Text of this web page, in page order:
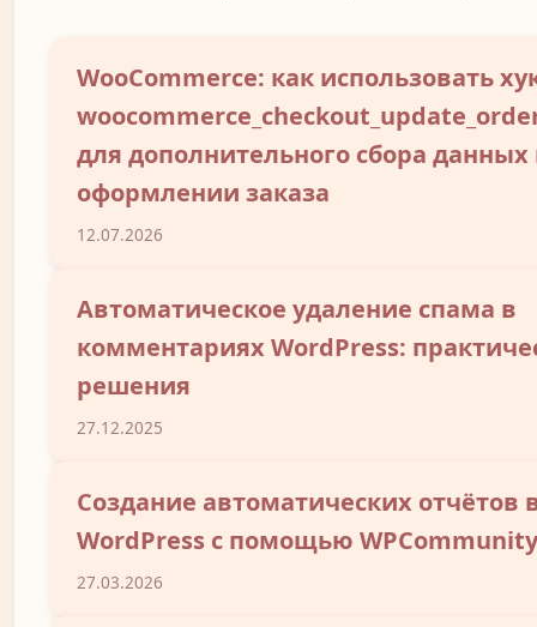
WooCommerce: как использовать
для дополнительного сбора
оформлении заказа
12.07.2026
Автоматическое удаление спама в
комментариях WordPress:
решения
27.12.2025
Создание автоматических отчётов
WordPress с помощью WPCommunity
27.03.2026